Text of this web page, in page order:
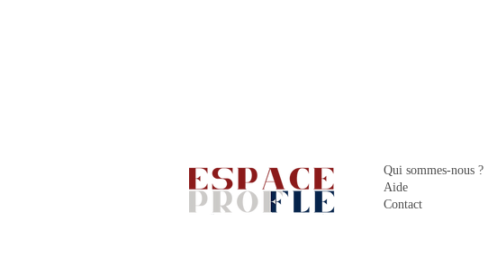
Qui sommes-nous ?
Aide
Contact